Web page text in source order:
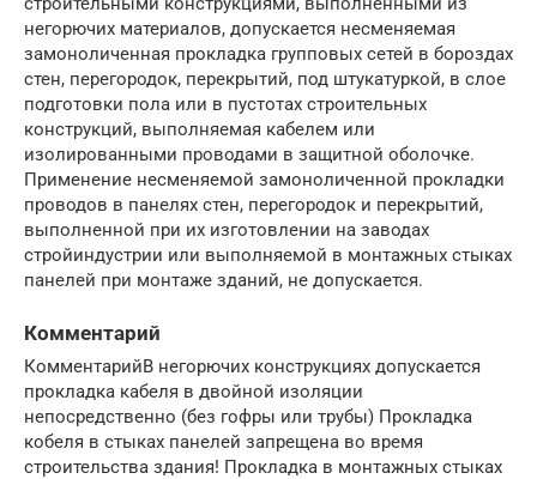
негорючих материалов, допускается несменяемая
замоноличенная прокладка групповых сетей в бороздах
стен, перегородок, перекрытий, под штукатуркой, в слое
подготовки пола или в пустотах строительных
конструкций, выполняемая кабелем или
изолированными проводами в защитной оболочке.
Применение несменяемой замоноличенной прокладки
проводов в панелях стен, перегородок и перекрытий,
выполненной при их изготовлении на заводах
стройиндустрии или выполняемой в монтажных стыках
панелей при монтаже зданий, не допускается.
Комментарий
КомментарийВ негорючих конструкциях допускается
прокладка кабеля в двойной изоляции
непосредственно (без гофры или трубы) Прокладка
кобеля в стыках панелей запрещена во время
строительства здания! Прокладка в монтажных стыках